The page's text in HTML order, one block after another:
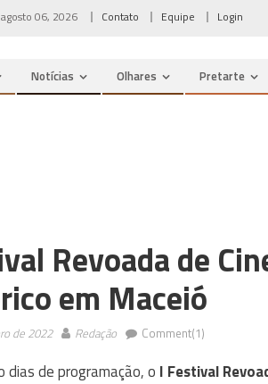
06, 2026 Contato Equipe Login
Notícias Olhares Pretarte
Revoada de
em Maceió
de 2022 Redação Comment(1)
dias de programação, o I Festival